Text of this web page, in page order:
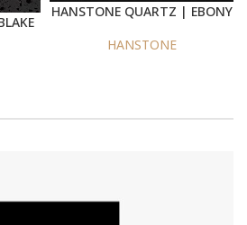
HANSTONE QUARTZ | EBONY
HANSTONE